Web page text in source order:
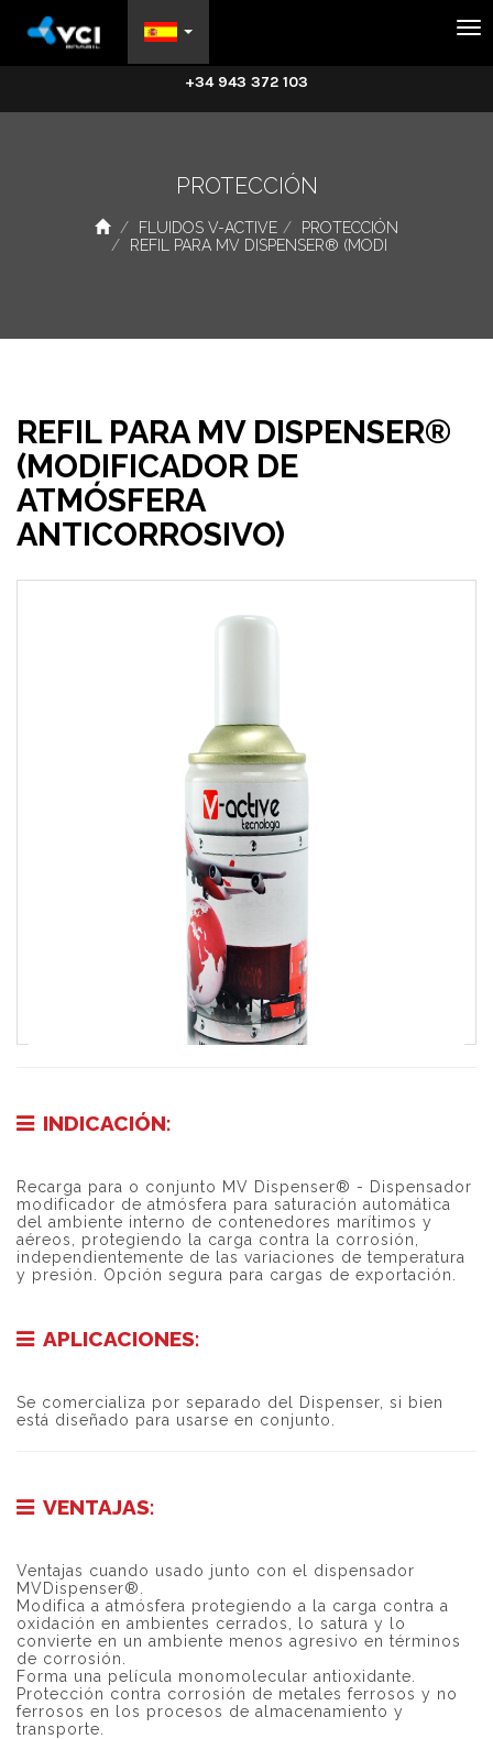
+34 943 372 103
PROTECCIÓN
FLUIDOS V-ACTIVE
PROTECCIÓN
REFIL PARA MV DISPENSER® (MODI
REFIL PARA MV DISPENSER®
(MODIFICADOR DE
ATMÓSFERA
ANTICORROSIVO)
INDICACIÓN:
Recarga para o conjunto MV Dispenser® - Dispensador
modificador de atmósfera para saturación automática
del ambiente interno de contenedores marítimos y
aéreos, protegiendo la carga contra la corrosión,
independientemente de las variaciones de temperatura
y presión. Opción segura para cargas de exportación.
APLICACIONES:
Se comercializa por separado del Dispenser, si bien
está diseñado para usarse en conjunto.
VENTAJAS:
Ventajas cuando usado junto con el dispensador
MVDispenser®.
Modifica a atmósfera protegiendo a la carga contra a
oxidación en ambientes cerrados, lo satura y lo
convierte en un ambiente menos agresivo en términos
de corrosión.
Forma una película monomolecular antioxidante.
Protección contra corrosión de metales ferrosos y no
ferrosos en los procesos de almacenamiento y
transporte.